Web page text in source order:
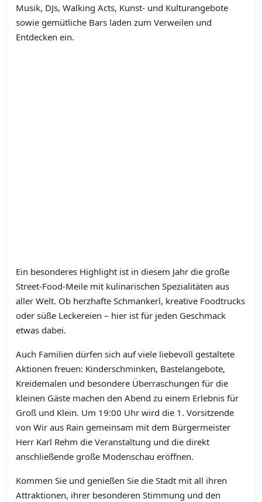
Musik, DJs, Walking Acts, Kunst- und Kulturangebote
sowie gemütliche Bars laden zum Verweilen und
Entdecken ein.
Ein besonderes Highlight ist in diesem Jahr die große
Street-Food-Meile mit kulinarischen Spezialitäten aus
aller Welt. Ob herzhafte Schmankerl, kreative Foodtrucks
oder süße Leckereien – hier ist für jeden Geschmack
etwas dabei.
Auch Familien dürfen sich auf viele liebevoll gestaltete
Aktionen freuen: Kinderschminken, Bastelangebote,
Kreidemalen und besondere Überraschungen für die
kleinen Gäste machen den Abend zu einem Erlebnis für
Groß und Klein. Um 19:00 Uhr wird die 1. Vorsitzende
von Wir aus Rain gemeinsam mit dem Bürgermeister
Herr Karl Rehm die Veranstaltung und die direkt
anschließende große Modenschau eröffnen.
Kommen Sie und genießen Sie die Stadt mit all ihren
Attraktionen, ihrer besonderen Stimmung und den